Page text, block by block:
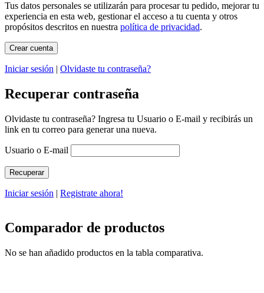
Tus datos personales se utilizarán para procesar tu pedido, mejorar tu
experiencia en esta web, gestionar el acceso a tu cuenta y otros
propósitos descritos en nuestra política de privacidad.
Iniciar sesión | Olvidaste tu contraseña?
Recuperar contraseña
Olvidaste tu contraseña? Ingresa tu Usuario o E-mail y recibirás un
link en tu correo para generar una nueva.
Usuario o E-mail
Iniciar sesión | Registrate ahora!